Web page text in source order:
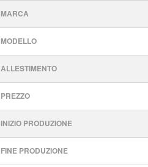
MARCA
MODELLO
ALLESTIMENTO
PREZZO
INIZIO PRODUZIONE
FINE PRODUZIONE